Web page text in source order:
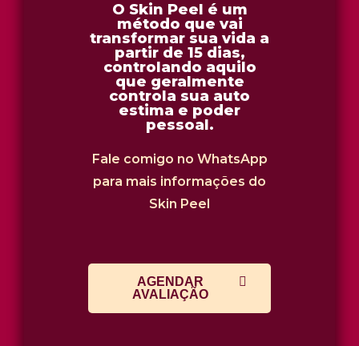
O Skin Peel é um
método que vai
transformar sua vida a
partir de 15 dias,
controlando aquilo
que geralmente
controla sua auto
estima e poder
pessoal.
Fale comigo no WhatsApp
para mais informações do
Skin Peel
AGENDAR
AVALIAÇÃO